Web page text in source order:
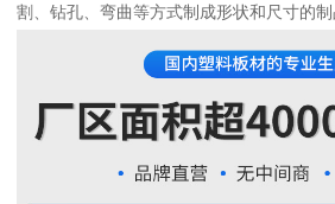
割、钻孔、弯曲等方式制成形状和尺寸的制